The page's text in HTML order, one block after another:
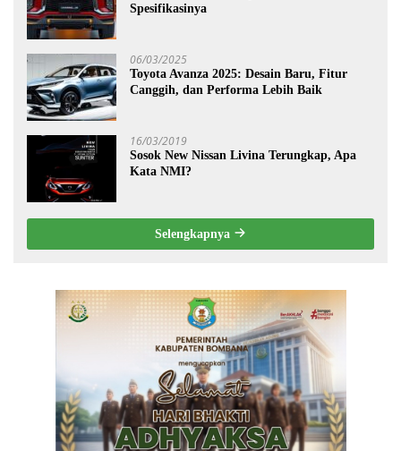
Spesifikasinya
06/03/2025
Toyota Avanza 2025: Desain Baru, Fitur
Canggih, dan Performa Lebih Baik
16/03/2019
Sosok New Nissan Livina Terungkap, Apa
Kata NMI?
Selengkapnya